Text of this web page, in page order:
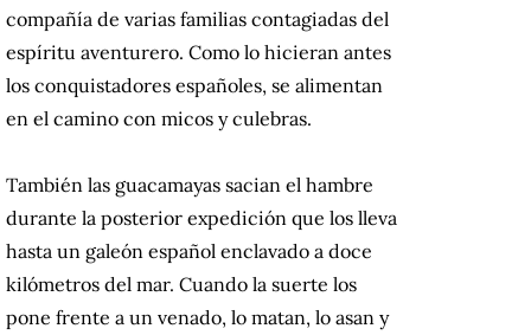
compañía de varias familias contagiadas del
espíritu aventurero. Como lo hicieran antes
los conquistadores españoles, se alimentan
en el camino con micos y culebras.
También las guacamayas sacian el hambre
durante la posterior expedición que los lleva
hasta un galeón español enclavado a doce
kilómetros del mar. Cuando la suerte los
pone frente a un venado, lo matan, lo asan y